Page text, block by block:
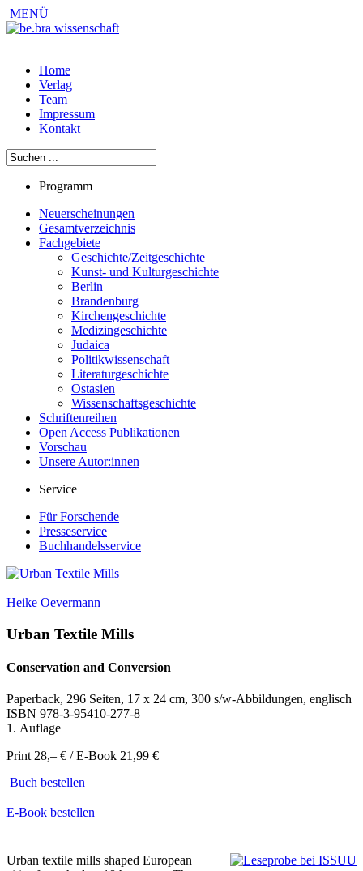
MENÜ
Home
Verlag
Team
Impressum
Kontakt
Programm
Neuerscheinungen
Gesamtverzeichnis
Fachgebiete
Geschichte/Zeitgeschichte
Kunst- und Kulturgeschichte
Berlin
Brandenburg
Kirchengeschichte
Medizingeschichte
Judaica
Politikwissenschaft
Literaturgeschichte
Ostasien
Wissenschaftsgeschichte
Schriftenreihen
Open Access Publikationen
Vorschau
Unsere Autor:innen
Service
Für Forschende
Presseservice
Buchhandelsservice
Heike Oevermann
Urban Textile Mills
Conservation and Conversion
Paperback, 296 Seiten, 17 x 24 cm, 300 s/w-Abbildungen, englisch
ISBN 978-3-95410-277-8
1. Auflage
Print 28,– € / E-Book 21,99 €
Buch bestellen
E-Book bestellen
Urban textile mills shaped European